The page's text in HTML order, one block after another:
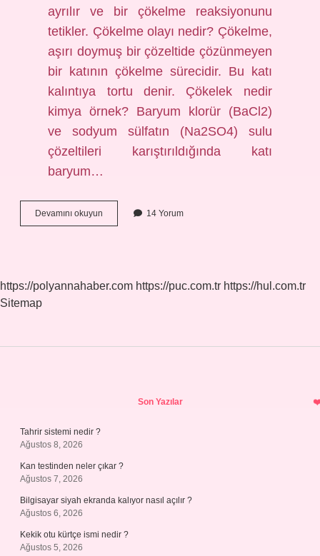
ayrılır ve bir çökelme reaksiyonunu
tetikler. Çökelme olayı nedir? Çökelme,
aşırı doymuş bir çözeltide çözünmeyen
bir katının çökelme sürecidir. Bu katı
kalıntıya tortu denir. Çökelek nedir
kimya örnek? Baryum klorür (BaCl2)
ve sodyum sülfatın (Na2SO4) sulu
çözeltileri karıştırıldığında katı
baryum…
Devamını okuyun Çöktürme
Reaksiyonu
14 Yorum
https://polyannahaber.com https://puc.com.tr https://hul.com.tr
Sitemap
Son Yazılar
Tahrir sistemi nedir ?
Ağustos 8, 2026
Kan testinden neler çıkar ?
Ağustos 7, 2026
Bilgisayar siyah ekranda kalıyor nasıl açılır ?
Ağustos 6, 2026
Kekik otu kürtçe ismi nedir ?
Ağustos 5, 2026